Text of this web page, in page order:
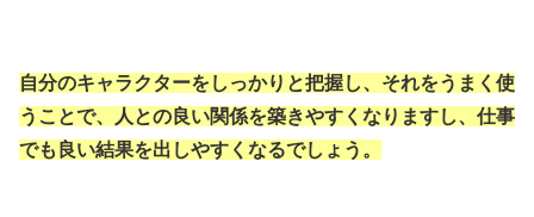
自分のキャラクターをしっかりと把握し、それをうまく使
うことで、人との良い関係を築きやすくなりますし、仕事
でも良い結果を出しやすくなるでしょう。